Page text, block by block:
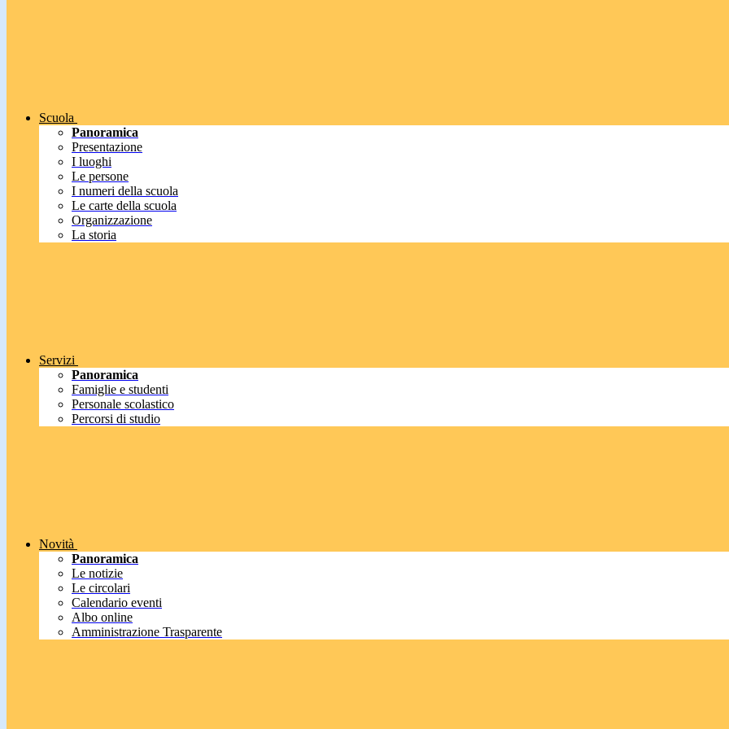
Scuola
Panoramica
Presentazione
I luoghi
Le persone
I numeri della scuola
Le carte della scuola
Organizzazione
La storia
Servizi
Panoramica
Famiglie e studenti
Personale scolastico
Percorsi di studio
Novità
Panoramica
Le notizie
Le circolari
Calendario eventi
Albo online
Amministrazione Trasparente